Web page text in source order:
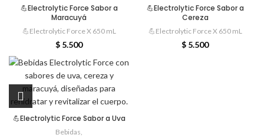
💪Electrolytic Force Sabor a
Maracuyá
💪Electrolytic Force X 650 mL
$ 5.500
💪Electrolytic Force Sabor a
Cereza
💪Electrolytic Force X 650 mL
$ 5.500
💪Electrolytic Force Sabor a Uva
Bebidas,